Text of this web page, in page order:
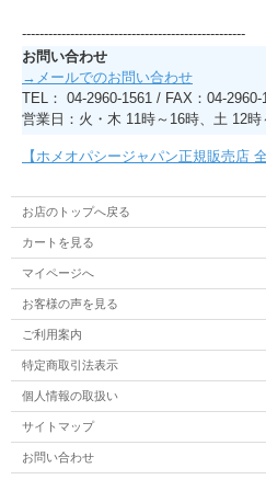
---------------------------------------------------
お問い合わせ
→メールでのお問い合わせ
TEL： 04-2960-1561 / FAX：04-2960-
営業日：火・木 11時～16時、土 12時
【ホメオパシージャパン正規販売店
お店のトップへ戻る
カートを見る
マイページへ
お客様の声を見る
ご利用案内
特定商取引法表示
個人情報の取扱い
サイトマップ
お問い合わせ